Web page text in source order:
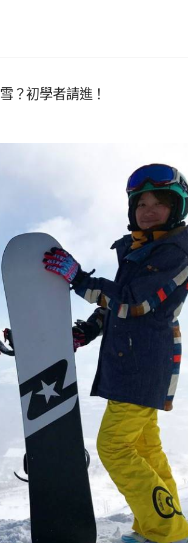
？初學者請進！